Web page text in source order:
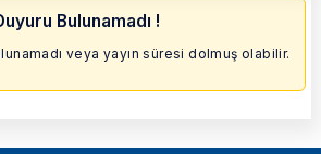
Bulunamadı !
veya yayın süresi dolmuş olabilir.